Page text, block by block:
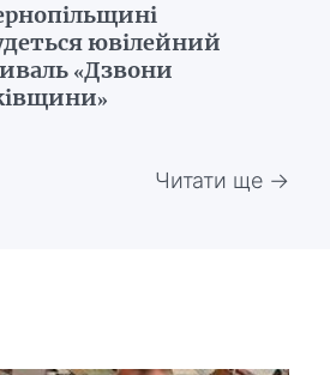
ювілейний
«Дзвони
Читати ще →